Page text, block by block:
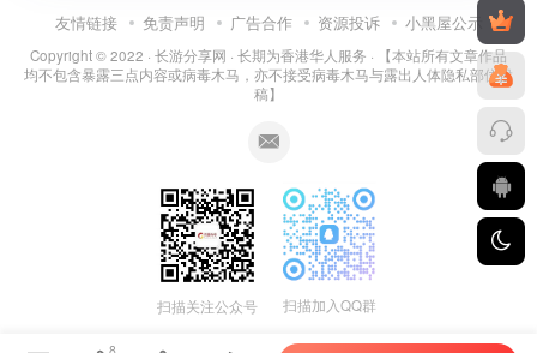
友情链接 免责声明 广告合作 资源投诉 小黑屋公示
Copyright © 2022 · 长游分享网 · 长期为香港华人服务 · 【本站所有文章作品
均不包含暴露三点内容或病毒木马，亦不接受病毒木马与露出人体隐私部位投
稿】
扫描关注公众号 扫描加入QQ群